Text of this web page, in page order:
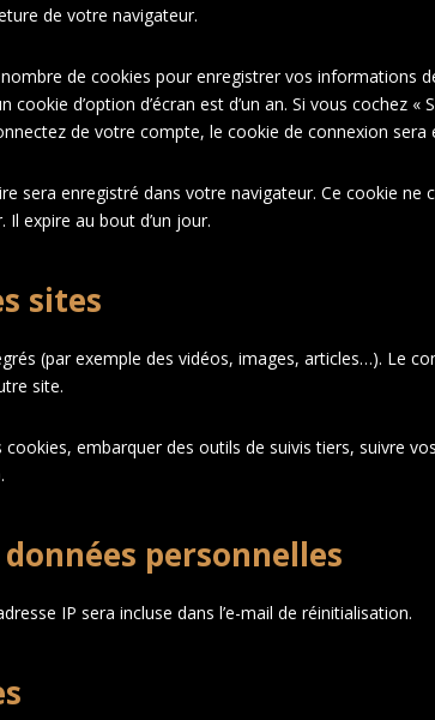
de votre navigateur.
de cookies pour enregistrer vos informations
d’option d’écran est d’un an. Si vous cochez
de votre compte, le cookie de connexion sera
sera enregistré dans votre navigateur. Ce cookie ne
expire au bout d’un jour.
sites
(par exemple des vidéos, images, articles…). Le
site.
embarquer des outils de suivis tiers, suivre
personnelles
IP sera incluse dans l’e-mail de réinitialisation.